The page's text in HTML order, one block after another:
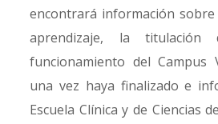
encontrará información
aprendizaje, la
funcionamiento del Campus
una vez haya finalizado e
Escuela Clínica y de Ciencias